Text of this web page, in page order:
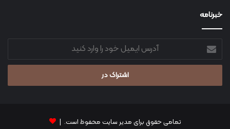
خبرنامه
آدرس
ایمیل
خود
وارد
تمامی حقوق برای مدیر سایت محفوظ است. |